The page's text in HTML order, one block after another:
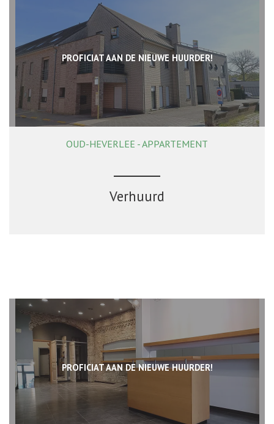
PROFICIAT AAN DE NIEUWE HUURDER!
117 m² 2 1 Ja
OUD-HEVERLEE - APPARTEMENT
Verhuurd
PROFICIAT AAN DE NIEUWE HUURDER!